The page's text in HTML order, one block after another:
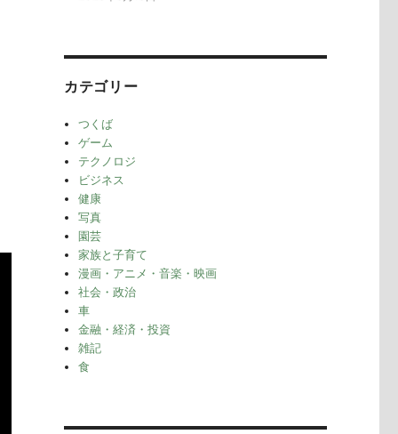
カテゴリー
つくば
ゲーム
テクノロジ
ビジネス
健康
写真
園芸
家族と子育て
漫画・アニメ・音楽・映画
社会・政治
車
金融・経済・投資
雑記
食